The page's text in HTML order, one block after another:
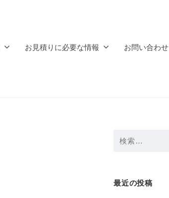
お見積りに必要な情報 お問い合わせ
検
最近の投稿